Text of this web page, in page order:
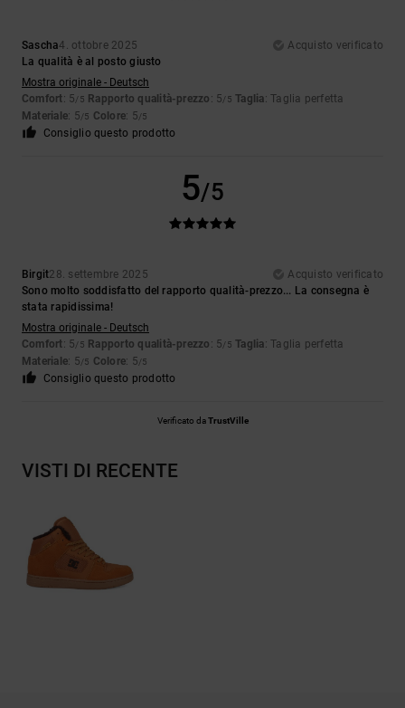
Sascha4. ottobre 2025
Acquisto verificato
La qualità è al posto giusto
Mostra originale - Deutsch
Comfort: 5/5 Rapporto qualità-prezzo : 5/5 Taglia: Taglia perfetta
Materiale: 5/5 Colore: 5/5
Consiglio questo prodotto
5/5
Birgit28. settembre 2025
Acquisto verificato
Sono molto soddisfatto del rapporto qualità-prezzo... La consegna è
stata rapidissima!
Mostra originale - Deutsch
Comfort: 5/5 Rapporto qualità-prezzo : 5/5 Taglia: Taglia perfetta
Materiale: 5/5 Colore: 5/5
Consiglio questo prodotto
Verificato daTrustVille
VISTI DI RECENTE